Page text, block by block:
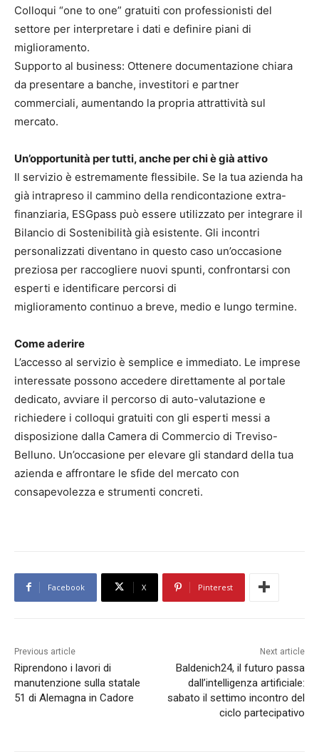
Colloqui “one to one” gratuiti con professionisti del
settore per interpretare i dati e definire piani di
miglioramento.
Supporto al business: Ottenere documentazione chiara
da presentare a banche, investitori e partner
commerciali, aumentando la propria attrattività sul
mercato.
Un’opportunità per tutti, anche per chi è già attivo
Il servizio è estremamente flessibile. Se la tua azienda ha
già intrapreso il cammino della rendicontazione extra-
finanziaria, ESGpass può essere utilizzato per integrare il
Bilancio di Sostenibilità già esistente. Gli incontri
personalizzati diventano in questo caso un’occasione
preziosa per raccogliere nuovi spunti, confrontarsi con
esperti e identificare percorsi di
miglioramento continuo a breve, medio e lungo termine.
Come aderire
L’accesso al servizio è semplice e immediato. Le imprese
interessate possono accedere direttamente al portale
dedicato, avviare il percorso di auto-valutazione e
richiedere i colloqui gratuiti con gli esperti messi a
disposizione dalla Camera di Commercio di Treviso-
Belluno. Un’occasione per elevare gli standard della tua
azienda e affrontare le sfide del mercato con
consapevolezza e strumenti concreti.
Facebook X Pinterest
Previous article
Riprendono i lavori di
manutenzione sulla statale
51 di Alemagna in Cadore
Next article
Baldenich24, il futuro passa
dall’intelligenza artificiale:
sabato il settimo incontro del
ciclo partecipativo